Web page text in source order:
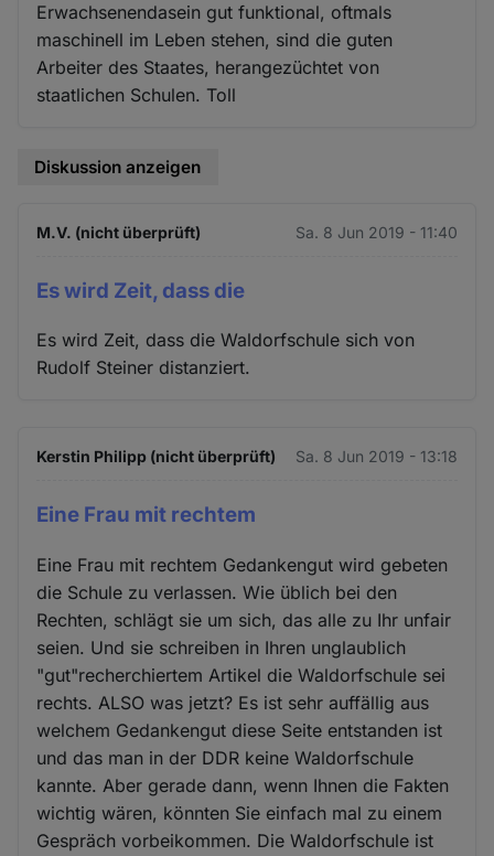
Erwachsenendasein gut funktional, oftmals
maschinell im Leben stehen, sind die guten
Arbeiter des Staates, herangezüchtet von
staatlichen Schulen. Toll
Diskussion anzeigen
M.V. (nicht überprüft) Sa. 8 Jun 2019 - 11:40
Es wird Zeit, dass die
Es wird Zeit, dass die Waldorfschule sich von
Rudolf Steiner distanziert.
Kerstin Philipp (nicht überprüft) Sa. 8 Jun 2019 - 13:18
Eine Frau mit rechtem
Eine Frau mit rechtem Gedankengut wird gebeten
die Schule zu verlassen. Wie üblich bei den
Rechten, schlägt sie um sich, das alle zu Ihr unfair
seien. Und sie schreiben in Ihren unglaublich
"gut"recherchiertem Artikel die Waldorfschule sei
rechts. ALSO was jetzt? Es ist sehr auffällig aus
welchem Gedankengut diese Seite entstanden ist
und das man in der DDR keine Waldorfschule
kannte. Aber gerade dann, wenn Ihnen die Fakten
wichtig wären, könnten Sie einfach mal zu einem
Gespräch vorbeikommen. Die Waldorfschule ist